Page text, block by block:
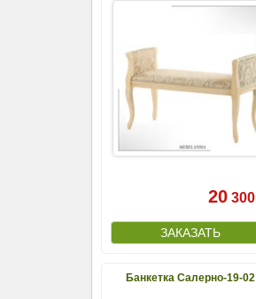
20 300
Банкетка Салерно-19-02